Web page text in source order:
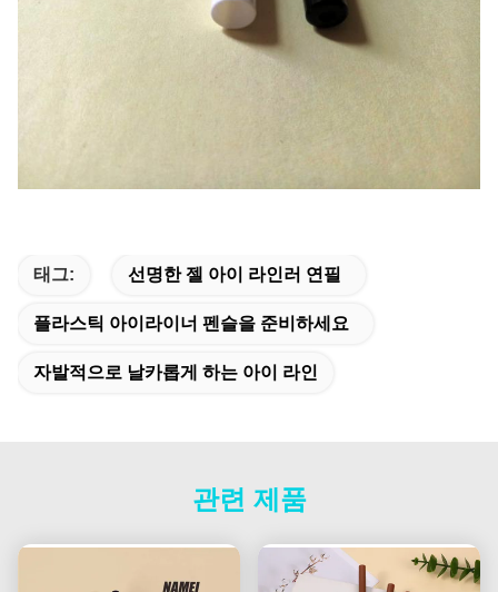
태그: 선명한 젤 아이 라인러 연필
플라스틱 아이라이너 펜슬을 준비하세요
자발적으로 날카롭게 하는 아이 라인
관련 제품